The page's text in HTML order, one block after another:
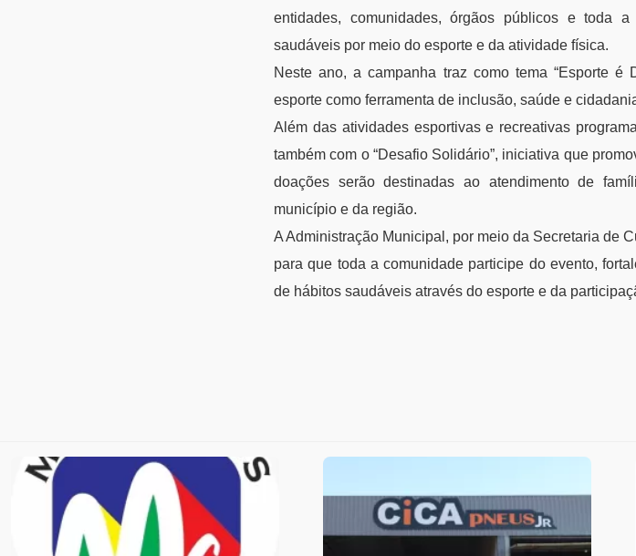
entidades, comunidades, órgãos públicos e toda
saudáveis por meio do esporte e da atividade física.
Neste ano, a campanha traz como tema “Esporte é
esporte como ferramenta de inclusão, saúde e
Além das atividades esportivas e recreativas
também com o “Desafio Solidário”, iniciativa que
doações serão destinadas ao atendimento de
município e da região.
A Administração Municipal, por meio da Secretaria de
para que toda a comunidade participe do evento,
de hábitos saudáveis através do esporte e da